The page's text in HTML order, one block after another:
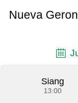
Nueva
Siang
13:00